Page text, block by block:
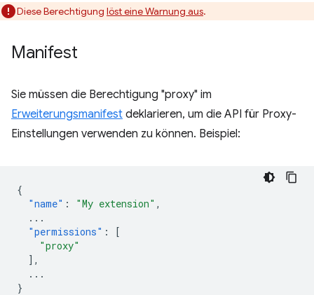
Diese Berechtigung löst eine Warnung aus.
Manifest
Sie müssen die Berechtigung "proxy" im
Erweiterungsmanifest deklarieren, um die API für Proxy-
Einstellungen verwenden zu können. Beispiel:
{
"name" : "My extension" ,
...
"permissions" :
[
"proxy"
],
...
}